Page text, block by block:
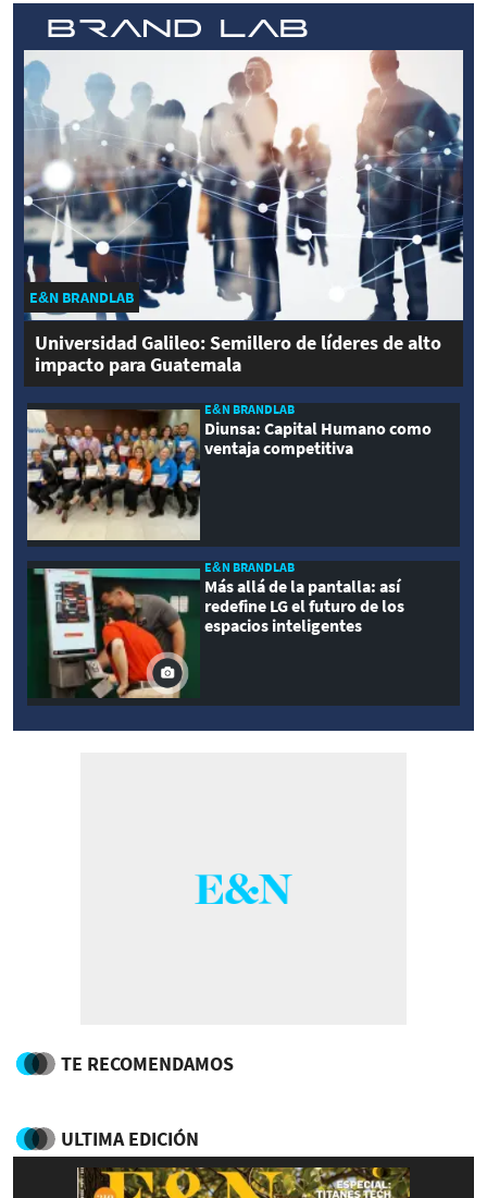
E&N BRANDLAB
Universidad Galileo: Semillero de líderes de alto
impacto para Guatemala
E&N BRANDLAB
Diunsa: Capital Humano como
ventaja competitiva
E&N BRANDLAB
Más allá de la pantalla: así
redefine LG el futuro de los
espacios inteligentes
TE RECOMENDAMOS
ULTIMA EDICIÓN